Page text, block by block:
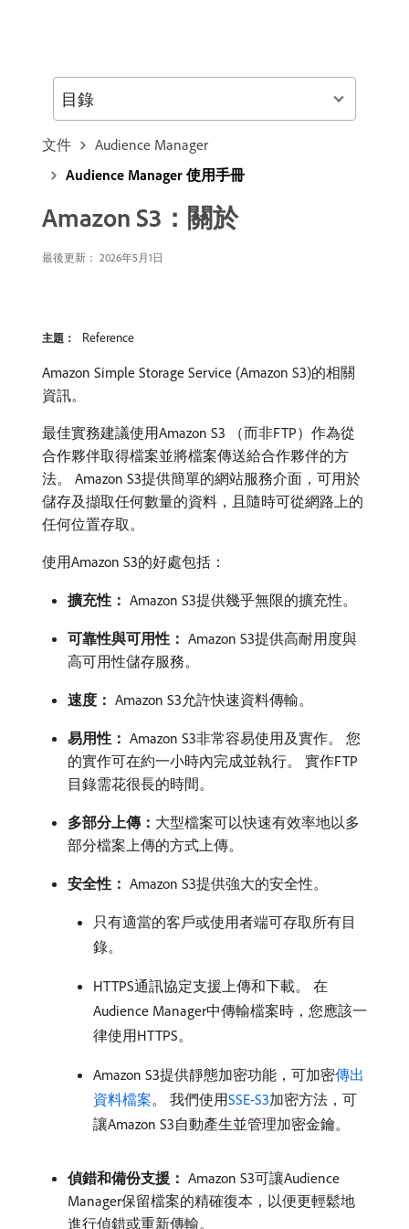
文件
Audience Manager
Audience Manager 使用手冊
Amazon S3：關於
最後更新： 2026年5月1日
主題： Reference
Amazon Simple Storage Service (Amazon S3)的相關
資訊。
最佳實務建議使用Amazon S3 （而非FTP）作為從
合作夥伴取得檔案並將檔案傳送給合作夥伴的方
法。 Amazon S3提供簡單的網站服務介面，可用於
儲存及擷取任何數量的資料，且隨時可從網路上的
任何位置存取。
使用Amazon S3的好處包括：
擴充性： Amazon S3提供幾乎無限的擴充性。
可靠性與可用性： Amazon S3提供高耐用度與
高可用性儲存服務。
速度： Amazon S3允許快速資料傳輸。
易用性： Amazon S3非常容易使用及實作。 您
的實作可在約一小時內完成並執行。 實作FTP
目錄需花很長的時間。
多部分上傳： ​大型檔案可以快速有效率地以多
部分檔案上傳的方式上傳。
安全性： Amazon S3提供強大的安全性。
只有適當的客戶或使用者端可存取所有目
錄。
HTTPS通訊協定支援上傳和下載。 在
Audience Manager中傳輸檔案時，您應該一
律使用HTTPS。
Amazon S3提供靜態加密功能，可加密傳出
資料檔案。 我們使用SSE-S3加密方法，可
讓Amazon S3自動產生並管理加密金鑰。
偵錯和備份支援： Amazon S3可讓Audience
Manager保留檔案的精確復本，以便更輕鬆地
進行偵錯或重新傳輸。
目錄